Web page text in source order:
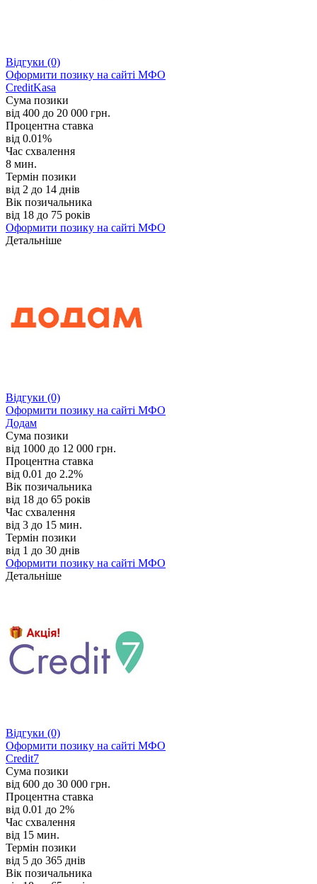
Відгуки (0)
Оформити позику на сайті МФО
CreditKasa
Сума позики
від 400 до 20 000 грн.
Процентна ставка
від 0.01%
Час схвалення
8 мин.
Термін позики
від 2 до 14 днів
Вік позичальника
від 18 до 75 років
Оформити позику на сайті МФО
Детальніше
Відгуки (0)
Оформити позику на сайті МФО
Додам
Сума позики
від 1000 до 12 000 грн.
Процентна ставка
від 0.01 до 2.2%
Вік позичальника
від 18 до 65 років
Час схвалення
від 3 до 15 мин.
Термін позики
від 1 до 30 днів
Оформити позику на сайті МФО
Детальніше
Відгуки (0)
Оформити позику на сайті МФО
Credit7
Сума позики
від 600 до 30 000 грн.
Процентна ставка
від 0.01 до 2%
Час схвалення
від 15 мин.
Термін позики
від 5 до 365 днів
Вік позичальника